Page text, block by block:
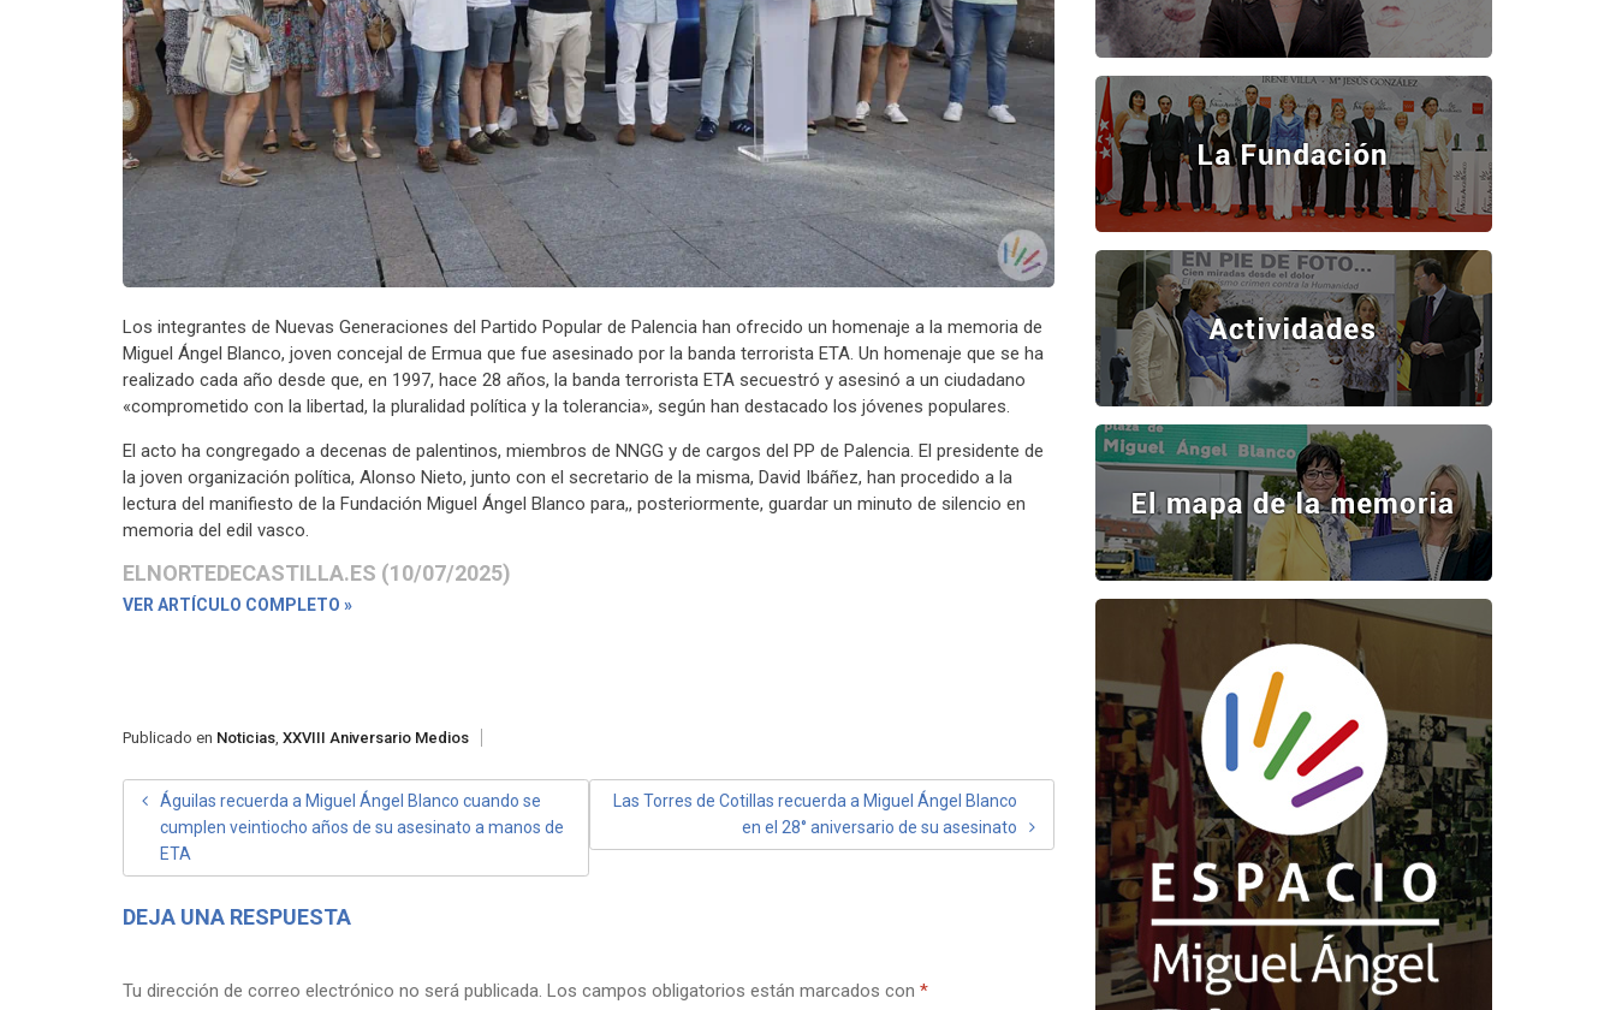
Los integrantes de Nuevas Generaciones del Partido Popular de Palencia han ofrecido un homenaje a la memoria de
Miguel Ángel Blanco, joven concejal de Ermua que fue asesinado por la banda terrorista ETA. Un homenaje que se ha
realizado cada año desde que, en 1997, hace 28 años, la banda terrorista ETA secuestró y asesinó a un ciudadano
«comprometido con la libertad, la pluralidad política y la tolerancia», según han destacado los jóvenes populares.
El acto ha congregado a decenas de palentinos, miembros de NNGG y de cargos del PP de Palencia. El presidente de
la joven organización política, Alonso Nieto, junto con el secretario de la misma, David Ibáñez, han procedido a la
lectura del manifiesto de la Fundación Miguel Ángel Blanco para,, posteriormente, guardar un minuto de silencio en
memoria del edil vasco.
ELNORTEDECASTILLA.ES (10/07/2025)
VER ARTÍCULO COMPLETO »
Publicado en Noticias, XXVIII Aniversario Medios
NAVEGACIÓN
ENTRADAS
Águilas recuerda a Miguel Ángel Blanco cuando se
cumplen veintiocho años de su asesinato a manos de
ETA
Las Torres de Cotillas recuerda a Miguel Ángel Blanco
en el 28° aniversario de su asesinato
DEJA UNA RESPUESTA
Tu dirección de correo electrónico no será publicada. Los campos obligatorios están marcados con *